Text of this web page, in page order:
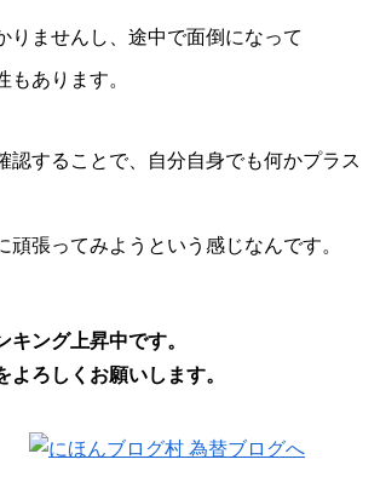
りませんし、途中で面倒になって
もあります。
認することで、自分自身でも何かプラス
頑張ってみようという感じなんです。
キング上昇中です。
よろしくお願いします。